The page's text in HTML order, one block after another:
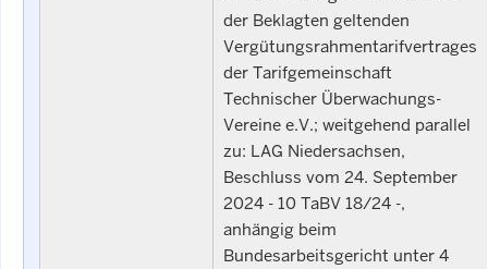
der Beklagten geltenden
Vergütungsrahmentarifvertrages
der Tarifgemeinschaft
Technischer Überwachungs-
Vereine e.V.; weitgehend parallel
zu: LAG Niedersachsen,
Beschluss vom 24. September
2024 - 10 TaBV 18/24 -,
anhängig beim
Bundesarbeitsgericht unter 4